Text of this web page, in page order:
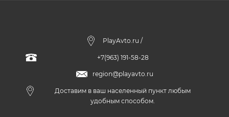
PlayAvto.ru /
+7(963) 191-58-28
region@playavto.ru
Доставим в ваш населенный пункт любым
удобным способом.